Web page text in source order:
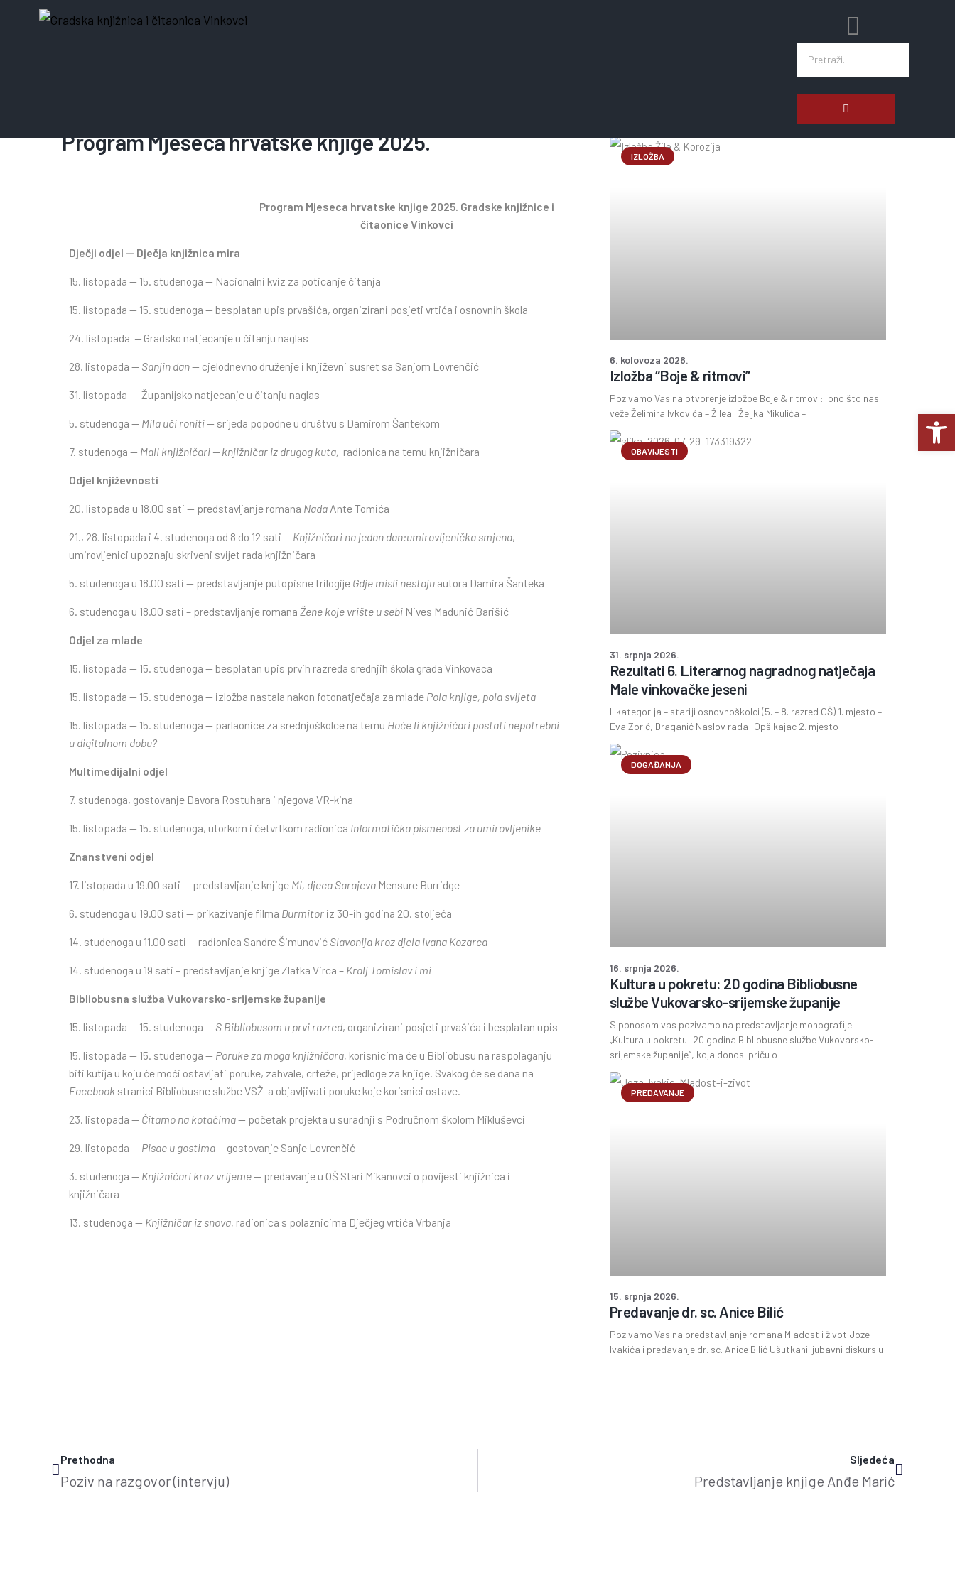
Program Mjeseca hrvatske knjige 2025.
Program Mjeseca hrvatske knjige 2025. Gradske knjižnice i
čitaonice Vinkovci
Dječji odjel — Dječja knjižnica mira
15. listopada — 15. studenoga — Nacionalni kviz za poticanje čitanja
15. listopada — 15. studenoga — besplatan upis prvašića, organizirani posjeti vrtića i osnovnih škola
24. listopada — Gradsko natjecanje u čitanju naglas
28. listopada — Sanjin dan— cjelodnevno druženje i književni susret sa Sanjom Lovrenčić
31. listopada — Županijsko natjecanje u čitanju naglas
5. studenoga — Mila uči roniti— srijeda popodne u društvu s Damirom Šantekom
7. studenoga — Mali knjižničari — knjižničar iz drugog kuta, radionica na temu knjižničara
Odjel književnosti
20. listopada u 18.00 sati — predstavljanje romana Nada Ante Tomića
21., 28. listopada i 4. studenoga od 8 do 12 sati — Knjižničari na jedan dan:umirovljenička smjena,
umirovljenici upoznaju skriveni svijet rada knjižničara
5. studenoga u 18.00 sati — predstavljanje putopisne trilogije Gdje misli nestaju autora Damira Šanteka
6. studenoga u 18.00 sati – predstavljanje romana Žene koje vrište u sebi Nives Madunić Barišić
Odjel za mlade
15. listopada — 15. studenoga — besplatan upis prvih razreda srednjih škola grada Vinkovaca
15. listopada — 15. studenoga — izložba nastala nakon fotonatječaja za mlade Pola knjige, pola svijeta
15. listopada — 15. studenoga — parlaonice za srednjoškolce na temu Hoće li knjižničari postati nepotrebni
u digitalnom dobu?
Multimedijalni odjel
7. studenoga, gostovanje Davora Rostuhara i njegova VR-kina
15. listopada — 15. studenoga, utorkom i četvrtkom radionica Informatička pismenost za umirovljenike
Znanstveni odjel
17. listopada u 19.00 sati — predstavljanje knjige Mi, djeca Sarajeva Mensure Burridge
6. studenoga u 19.00 sati — prikazivanje filma Durmitor iz 30-ih godina 20. stoljeća
14. studenoga u 11.00 sati — radionica Sandre Šimunović Slavonija kroz djela Ivana Kozarca
14. studenoga u 19 sati – predstavljanje knjige Zlatka Virca – Kralj Tomislav i mi
Bibliobusna služba Vukovarsko-srijemske županije
15. listopada — 15. studenoga — S Bibliobusom u prvi razred, organizirani posjeti prvašića i besplatan upis
15. listopada — 15. studenoga — Poruke za moga knjižničara, korisnicima će u Bibliobusu na raspolaganju
biti kutija u koju će moći ostavljati poruke, zahvale, crteže, prijedloge za knjige. Svakog će se dana na
Facebook stranici Bibliobusne službe VSŽ-a objavljivati poruke koje korisnici ostave.
23. listopada — Čitamo na kotačima— početak projekta u suradnji s Područnom školom Mikluševci
29. listopada — Pisac u gostima — gostovanje Sanje Lovrenčić
3. studenoga — Knjižničari kroz vrijeme— predavanje u OŠ Stari Mikanovci o povijesti knjižnica i
knjižničara
13. studenoga — Knjižničar iz snova, radionica s polaznicima Dječjeg vrtića Vrbanja
IZLOŽBA
Izložba “Boje & ritmovi”
Pozivamo Vas na otvorenje izložbe Boje & ritmovi: ono što nas
veže Želimira Ivkovića – Žilea i Željka Mikulića –
6. kolovoza 2026.
OBAVIJESTI
Rezultati 6. Literarnog nagradnog natječaja
Male vinkovačke jeseni
I. kategorija – stariji osnovnoškolci (5. – 8. razred OŠ) 1. mjesto –
Eva Zorić, Draganić Naslov rada: Opšikajac 2. mjesto
31. srpnja 2026.
DOGAĐANJA
Kultura u pokretu: 20 godina Bibliobusne
službe Vukovarsko-srijemske županije
S ponosom vas pozivamo na predstavljanje monografije
„Kultura u pokretu: 20 godina Bibliobusne službe Vukovarsko-
srijemske županije“, koja donosi priču o
16. srpnja 2026.
PREDAVANJE
Predavanje dr. sc. Anice Bilić
Pozivamo Vas na predstavljanje romana Mladost i život Joze
Ivakića i predavanje dr. sc. Anice Bilić Ušutkani ljubavni diskurs u
15. srpnja 2026.
Prethodna
Poziv na razgovor (intervju)
Sljedeća
Predstavljanje knjige Anđe Marić